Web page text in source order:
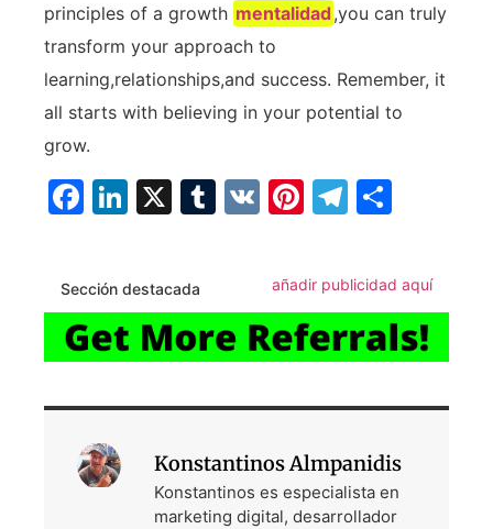
principles ​of a growth mentalidad,you can truly
⁣transform ⁢your approach to
learning,relationships,and success.⁤ Remember, it
all starts with believing ​in your‌ potential to
grow.
Facebook
LinkedIn
X Tumblr
VK Pinterest
Sección destacada añadir publicidad aquí
Konstantinos Almpanidis
Konstantinos es especialista en
marketing digital, desarrollador